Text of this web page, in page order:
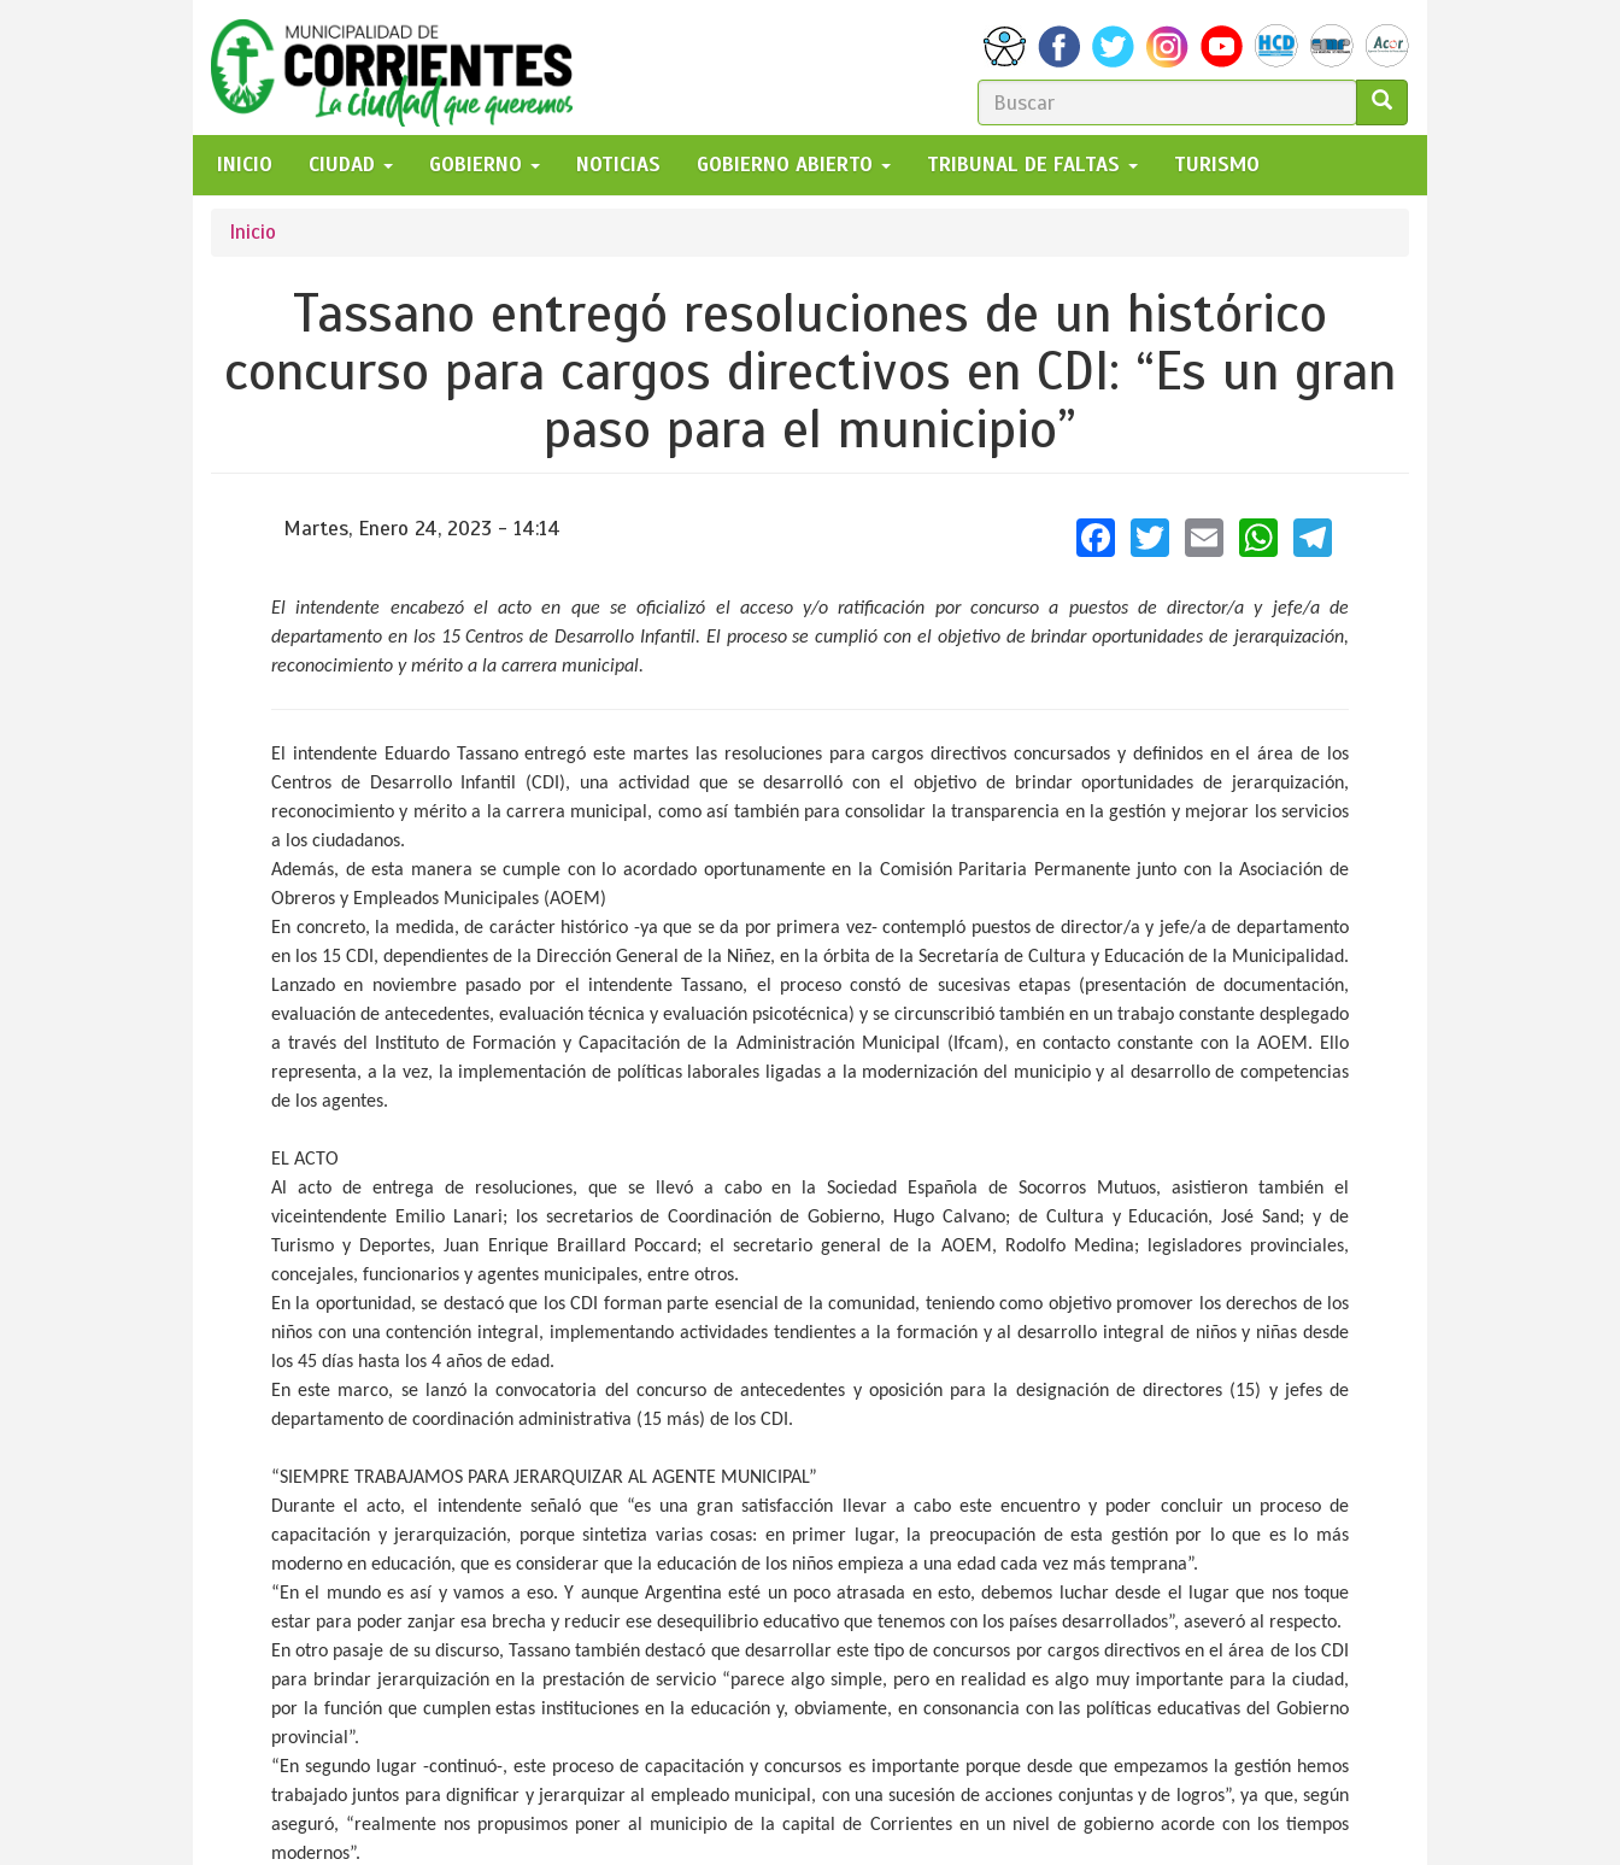
FORMULARIO
DE
BÚSQUEDA
GO!
INICIO
CIUDAD GOBIERNO NOTICIAS GOBIERNO ABIERTO TRIBUNAL DE FALTAS TURISMO
Se
encuentra
usted
aquí
Inicio
Tassano entregó resoluciones de un histórico
concurso para cargos directivos en CDI: “Es un gran
paso para el municipio”
Martes, Enero 24, 2023 - 14:14 Facebook
Twitter
EmailWhatsApp
Telegram
El intendente encabezó el acto en que se oficializó el acceso y/o ratificación por concurso a puestos de director/a y jefe/a de
departamento en los 15 Centros de Desarrollo Infantil. El proceso se cumplió con el objetivo de brindar oportunidades de jerarquización,
reconocimiento y mérito a la carrera municipal.
El intendente Eduardo Tassano entregó este martes las resoluciones para cargos directivos concursados y definidos en el área de los
Centros de Desarrollo Infantil (CDI), una actividad que se desarrolló con el objetivo de brindar oportunidades de jerarquización,
reconocimiento y mérito a la carrera municipal, como así también para consolidar la transparencia en la gestión y mejorar los servicios
a los ciudadanos.
Además, de esta manera se cumple con lo acordado oportunamente en la Comisión Paritaria Permanente junto con la Asociación de
Obreros y Empleados Municipales (AOEM)
En concreto, la medida, de carácter histórico -ya que se da por primera vez- contempló puestos de director/a y jefe/a de departamento
en los 15 CDI, dependientes de la Dirección General de la Niñez, en la órbita de la Secretaría de Cultura y Educación de la Municipalidad.
Lanzado en noviembre pasado por el intendente Tassano, el proceso constó de sucesivas etapas (presentación de documentación,
evaluación de antecedentes, evaluación técnica y evaluación psicotécnica) y se circunscribió también en un trabajo constante desplegado
a través del Instituto de Formación y Capacitación de la Administración Municipal (Ifcam), en contacto constante con la AOEM. Ello
representa, a la vez, la implementación de políticas laborales ligadas a la modernización del municipio y al desarrollo de competencias
de los agentes.
EL ACTO
Al acto de entrega de resoluciones, que se llevó a cabo en la Sociedad Española de Socorros Mutuos, asistieron también el
viceintendente Emilio Lanari; los secretarios de Coordinación de Gobierno, Hugo Calvano; de Cultura y Educación, José Sand; y de
Turismo y Deportes, Juan Enrique Braillard Poccard; el secretario general de la AOEM, Rodolfo Medina; legisladores provinciales,
concejales, funcionarios y agentes municipales, entre otros.
En la oportunidad, se destacó que los CDI forman parte esencial de la comunidad, teniendo como objetivo promover los derechos de los
niños con una contención integral, implementando actividades tendientes a la formación y al desarrollo integral de niños y niñas desde
los 45 días hasta los 4 años de edad.
En este marco, se lanzó la convocatoria del concurso de antecedentes y oposición para la designación de directores (15) y jefes de
departamento de coordinación administrativa (15 más) de los CDI.
“SIEMPRE TRABAJAMOS PARA JERARQUIZAR AL AGENTE MUNICIPAL”
Durante el acto, el intendente señaló que “es una gran satisfacción llevar a cabo este encuentro y poder concluir un proceso de
capacitación y jerarquización, porque sintetiza varias cosas: en primer lugar, la preocupación de esta gestión por lo que es lo más
moderno en educación, que es considerar que la educación de los niños empieza a una edad cada vez más temprana”.
“En el mundo es así y vamos a eso. Y aunque Argentina esté un poco atrasada en esto, debemos luchar desde el lugar que nos toque
estar para poder zanjar esa brecha y reducir ese desequilibrio educativo que tenemos con los países desarrollados”, aseveró al respecto.
En otro pasaje de su discurso, Tassano también destacó que desarrollar este tipo de concursos por cargos directivos en el área de los CDI
para brindar jerarquización en la prestación de servicio “parece algo simple, pero en realidad es algo muy importante para la ciudad,
por la función que cumplen estas instituciones en la educación y, obviamente, en consonancia con las políticas educativas del Gobierno
provincial”.
“En segundo lugar -continuó-, este proceso de capacitación y concursos es importante porque desde que empezamos la gestión hemos
trabajado juntos para dignificar y jerarquizar al empleado municipal, con una sucesión de acciones conjuntas y de logros”, ya que, según
aseguró, “realmente nos propusimos poner al municipio de la capital de Corrientes en un nivel de gobierno acorde con los tiempos
modernos”.